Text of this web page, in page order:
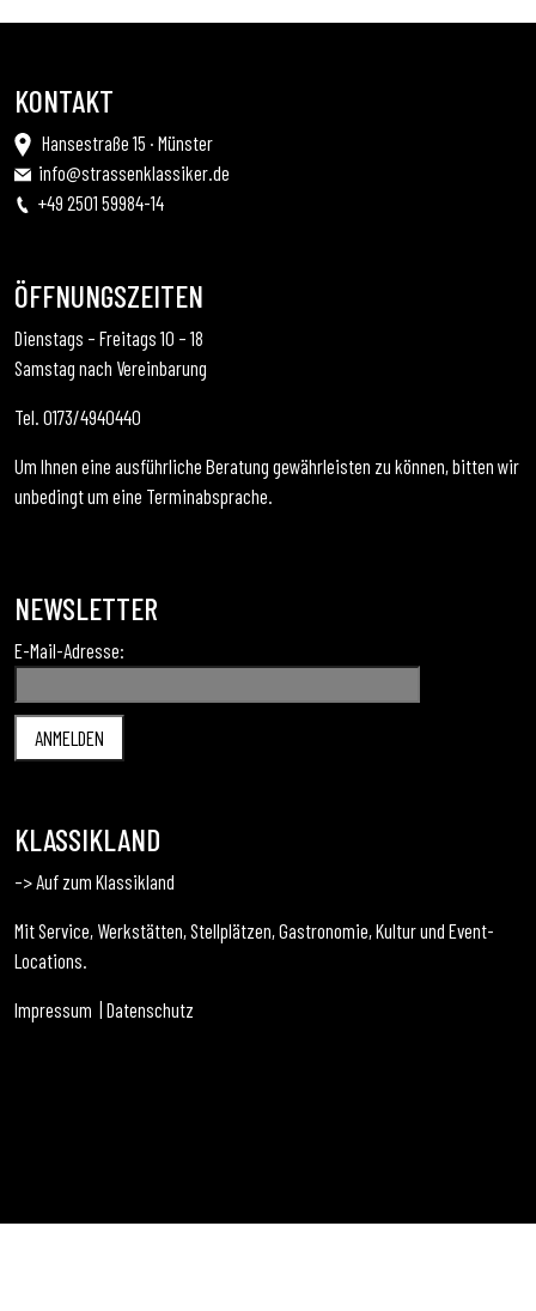
KONTAKT
Hansestraße 15 · Münster
info@strassenklassiker.de
+49 2501 59984-14
ÖFFNUNGSZEITEN
Dienstags – Freitags 10 – 18
Samstag nach Vereinbarung
Tel. 0173/4940440
Um Ihnen eine ausführliche Beratung gewährleisten zu können, bitten wir
unbedingt um eine Terminabsprache.
NEWSLETTER
E-Mail-Adresse:
KLASSIKLAND
–> Auf zum Klassikland
Mit Service, Werkstätten, Stellplätzen, Gastronomie, Kultur und Event-
Locations.
Impressum | Datenschutz